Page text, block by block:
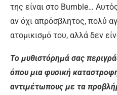
της είναι στο Bumble…
αν όχι απρόσβλητος, πολύ
ατομικισμό του, αλλά δεν
Το μυθιστόρημά σας
όπου μια φυσική
αντιμέτωπους με τα